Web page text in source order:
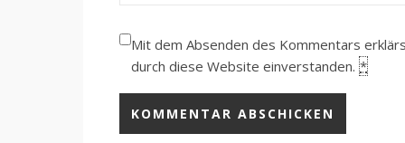
Mit dem Absenden des Kommentars
durch diese Website einverstanden. *